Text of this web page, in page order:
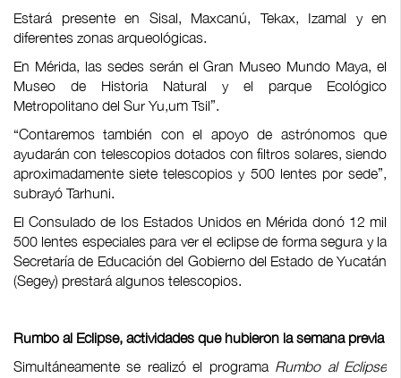
Estará presente en Sisal, Maxcanú, Tekax, Izamal y en
diferentes zonas arqueológicas.
En Mérida, las sedes serán el Gran Museo Mundo Maya, el
Museo de Historia Natural y el parque Ecológico
Metropolitano del Sur Yu,um Tsil”.
“Contaremos también con el apoyo de astrónomos que
ayudarán con telescopios dotados con filtros solares, siendo
aproximadamente siete telescopios y 500 lentes por sede”,
subrayó Tarhuni.
El Consulado de los Estados Unidos en Mérida donó 12 mil
500 lentes especiales para ver el eclipse de forma segura y la
Secretaría de Educación del Gobierno del Estado de Yucatán
(Segey) prestará algunos telescopios.
Rumbo al Eclipse, actividades que hubieron la semana previa
Simultáneamente se realizó el programa Rumbo al Eclipse